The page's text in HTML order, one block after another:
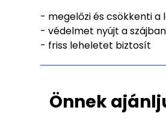
- megelőzi és csökkenti a
- védelmet nyújt a
- friss leheletet biztosít
Önnek